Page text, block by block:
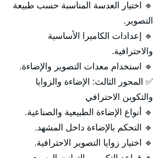
🔹 اختيار العدسة المناسبة حسب طبيعة
التصوير.
🔹 إعدادات الكاميرا الأساسية
والاحترافية.
🔹 استخدام معدات التصوير والإضاءة.
✅ المحور الثالث: الإضاءة والزوايا
والتكوين الاحترافي
🔹 أنواع الإضاءة الطبيعية والصناعية.
🔹 التحكم بالإضاءة داخل المشهد.
🔹 اختيار زوايا التصوير الاحترافية.